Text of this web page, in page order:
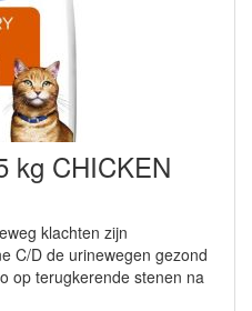
kg CHICKEN
klachten zijn
C/D de urinewegen gezond
op terugkerende stenen na